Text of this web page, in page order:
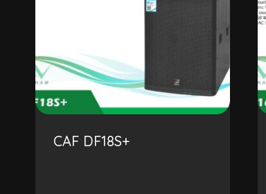
CAF DF18S+